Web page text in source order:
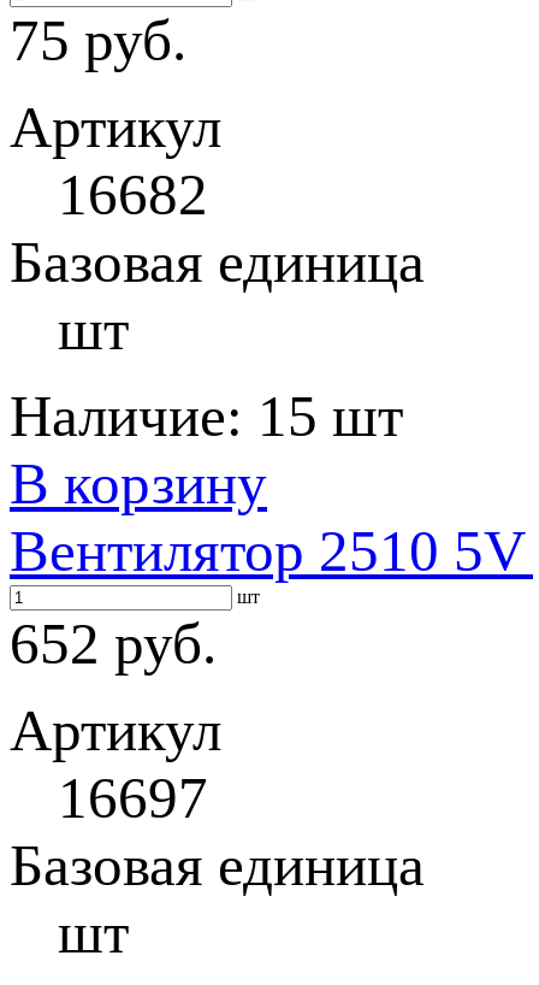
75 руб.
Артикул
16682
Базовая единица
шт
Наличие: 15 шт
В корзину
Вентилятор 2510
шт
652 руб.
Артикул
16697
Базовая единица
шт